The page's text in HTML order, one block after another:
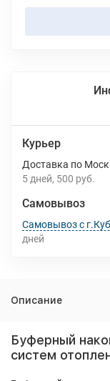
Курьер
Доставка по
5 дней 500 руб.
Самовывоз
Самовывоз с
дней
Описание
Буферный
систем